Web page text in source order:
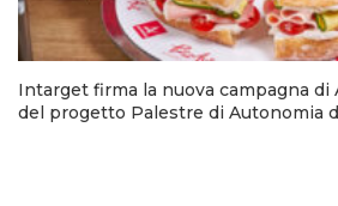
Intarget firma la nuova campagna di
del progetto Palestre di Autonomia